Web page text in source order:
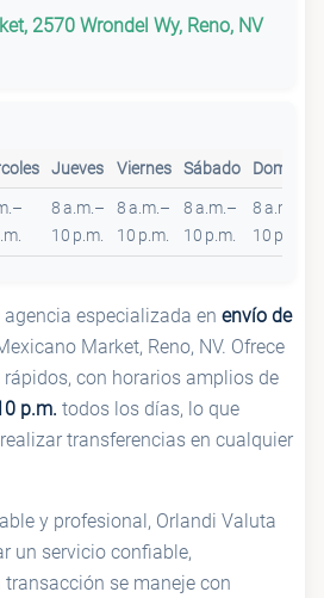
2570 Wrondel Wy, Reno, NV
Jueves Viernes Sábado Domingo
8 a.m.–
10 p.m.
8 a.m.–
10 p.m.
8 a.m.–
10 p.m.
8 a.m.–
10 p.m.
especializada en envío de
Market, Reno, NV. Ofrece
con horarios amplios de
p.m. todos los días, lo que
transferencias en cualquier
y profesional, Orlandi Valuta
un servicio confiable,
se maneje con